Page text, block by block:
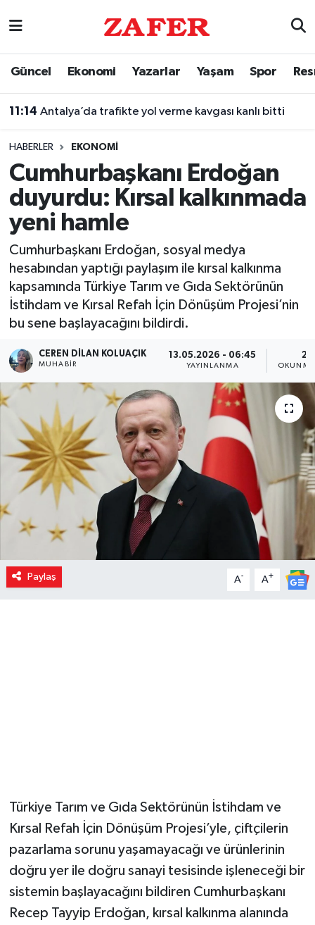
Güncel Ekonomi Yazarlar Yaşam Spor
11:14 Antalya’da trafikte yol verme kavgası kanlı bitti
HABERLER EKONOMI
Cumhurbaşkanı Erdoğan
duyurdu: Kırsal kalkınmada
yeni hamle
Cumhurbaşkanı Erdoğan, sosyal medya
hesabından yaptığı paylaşım ile kırsal kalkınma
kapsamında Türkiye Tarım ve Gıda Sektörünün
İstihdam ve Kırsal Refah İçin Dönüşüm Projesi’nin
bu sene başlayacağını bildirdi.
CEREN DILAN KOLUAÇIK
MUHABIR
13.05.2026 - 06:45
YAYINLANMA
2
Paylaş A- A+
Türkiye Tarım ve Gıda Sektörünün İstihdam ve
Kırsal Refah İçin Dönüşüm Projesi’yle, çiftçilerin
pazarlama sorunu yaşamayacağı ve ürünlerinin
doğru yer ile doğru sanayi tesisinde işleneceği bir
sistemin başlayacağını bildiren Cumhurbaşkanı
Recep Tayyip Erdoğan, kırsal kalkınma alanında
Nöbetçi Eczaneler
Trafik Durumu
Süper Lig Puan Durumu ve Fikstür
Tüm Manşetler
Son Dakika Haberleri
Haber Arşivi